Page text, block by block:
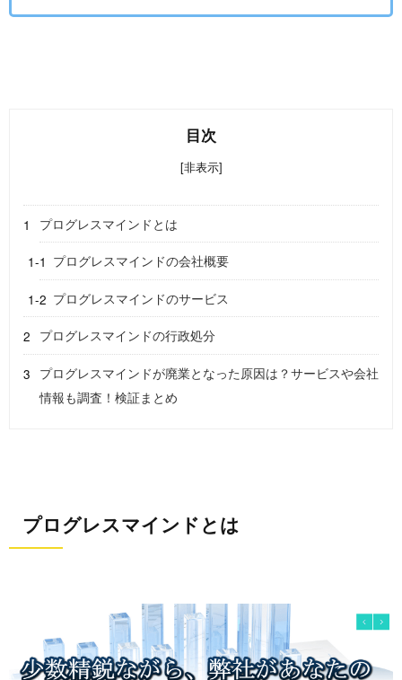
目次
[非表示]
プログレスマインドとは
プログレスマインドの会社概要
プログレスマインドのサービス
プログレスマインドの行政処分
プログレスマインドが廃業となった原因は？サービスや会社
情報も調査！検証まとめ
プログレスマインドとは